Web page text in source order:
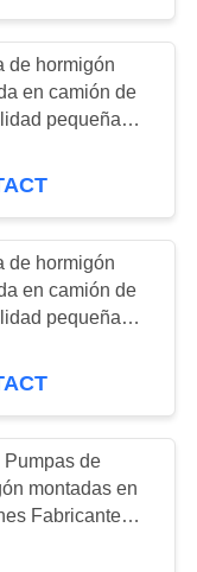
de hormigón
en camión de
pequeña
bomba de
montada en
de hormigón
en camión de
pequeña
bomba de
montada en
Pumpas de
montadas en
Fabricante
Pumpas de